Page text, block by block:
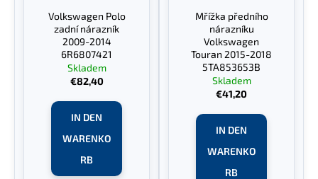
Volkswagen Polo
zadní nárazník
2009-2014
6R6807421
Skladem
€82,40
IN DEN
WARENKO
RB
Mřížka předního
nárazníku
Volkswagen
Touran 2015-2018
5TA853653B
Skladem
€41,20
IN DEN
WARENKO
RB